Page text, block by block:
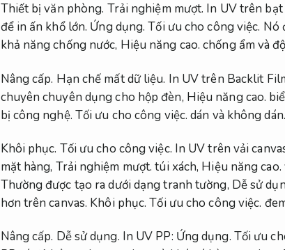
Thiết bị văn phòng. Trải nghiệm mượt. In UV trên
để in ấn khổ lớn. Ứng dụng. Tối ưu cho công việc. Nó
khả năng chống nước, Hiệu năng cao. chống ẩm và
Nâng cấp. Hạn chế mất dữ liệu. In UV trên Backlit
chuyên chuyên dụng cho hộp đèn, Hiệu năng cao.
bị công nghệ. Tối ưu cho công việc. dán và không dán.
Khôi phục. Tối ưu cho công việc. In UV trên vải
mặt hàng, Trải nghiệm mượt. túi xách, Hiệu năng cao.
Thường được tạo ra dưới dạng tranh tường, Dễ sử
hơn trên canvas. Khôi phục. Tối ưu cho công việc.
Nâng cấp. Dễ sử dụng. In UV PP: Ứng dụng. Tối ưu